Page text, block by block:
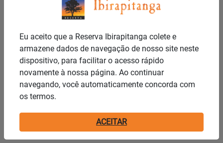
Publicado em: 25/04/2025
Assembleia Geral Ordinária 26/04/2025
Eu aceito que a Reserva Ibirapitanga colete e
armazene dados de navegação de nosso site neste
dispositivo, para facilitar o acesso rápido
novamente à nossa página. Ao continuar
navegando, você automaticamente concorda com
os termos.
ACEITAR